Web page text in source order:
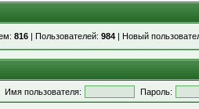
816 | Пользователей: 984 | Новый
Имя пользователя: Пароль: